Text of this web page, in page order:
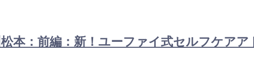
松本：前編：新！ユーファイ式セルフケア